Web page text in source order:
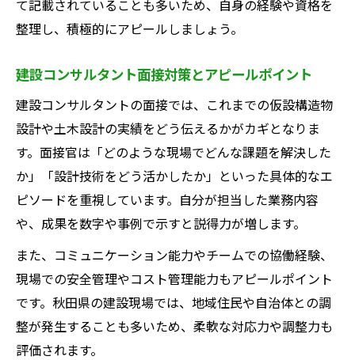
て記載されていることも多いため、自身の経験や資格を
整理し、積極的にアピールしましょう。
建設コンサルタント面接対策とアピールポイント
建設コンサルタントの面接では、これまでの仮設構造物
設計や土木設計の実績をどう伝えるかがカギとなりま
す。面接官は「どのような現場でどんな課題を解決した
か」「設計技術をどう活かしたか」といった具体的なエ
ピソードを重視しています。自分が担当した業務内容
や、成果を数字や事例で示すと説得力が増します。
また、コミュニケーション能力やチームでの協働経験、
現場での安全管理やコスト管理能力もアピールポイント
です。秋田県の建設現場では、地域住民や自治体との調
整が発生することも多いため、柔軟な対応力や調整力も
評価されます。